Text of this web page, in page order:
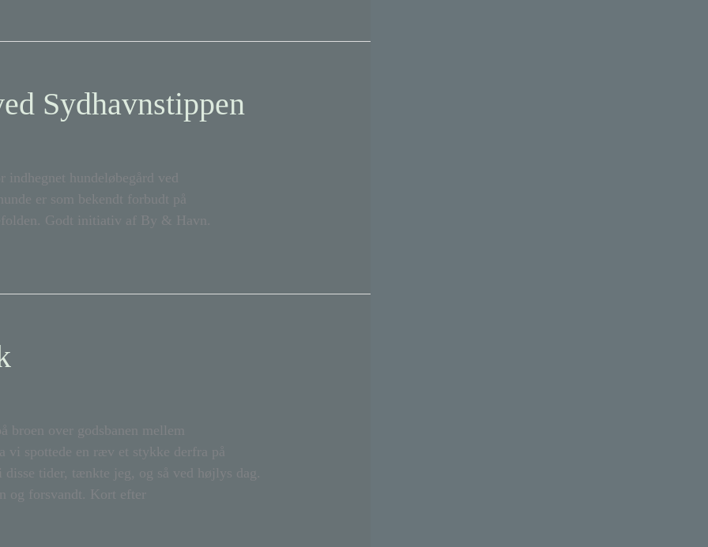
Sydhavnstippen
hundeløbegård ved
er som bekendt forbudt på
Godt initiativ af By & Havn.
broen over godsbanen mellem
vi spottede en ræv et stykke derfra på
tider, tænkte jeg, og så ved højlys dag.
og forsvandt. Kort efter